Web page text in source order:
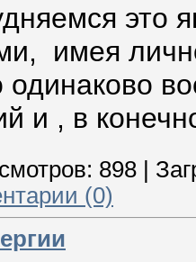
это
имея
и , в
898
(0)